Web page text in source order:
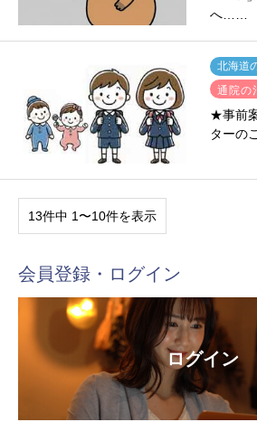
へ……
北海道
通院の
★事前
ターの
13件中 1〜10件を表示
会員登録・ログイン
ログイン